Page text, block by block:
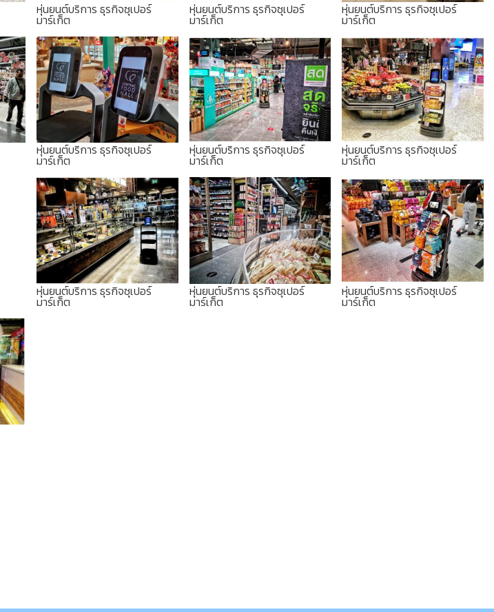
หุ่นยนต์บริการ ธุรกิจซุเปอร์
มาร์เก็ต
หุ่นยนต์บริการ ธุรกิจซุเปอร์
มาร์เก็ต
หุ่นยนต์บริการ ธุรกิจซุเปอร์
มาร์เก็ต
หุ่นยนต์บริการ ธุรกิจซุเปอร์
มาร์เก็ต
หุ่นยนต์บริการ ธุรกิจซุเปอร์
มาร์เก็ต
หุ่นยนต์บริการ ธุรกิจซุเปอร์
มาร์เก็ต
หุ่นยนต์บริการ ธุรกิจซุเปอร์
มาร์เก็ต
หุ่นยนต์บริการ ธุรกิจซุเปอร์
มาร์เก็ต
หุ่นยนต์บริการ ธุรกิจซุเปอร์
มาร์เก็ต